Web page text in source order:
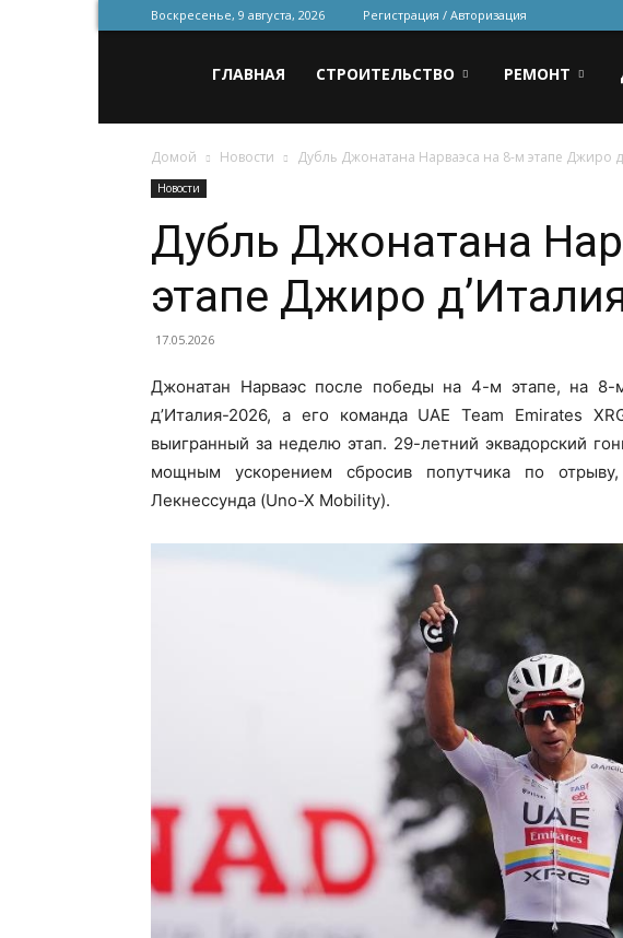
Воскресенье, 9 августа, 2026 Регистрация / Авторизация
для
строительства
и
ремонта
ГЛАВНАЯ СТРОИТЕЛЬСТВО РЕМОНТ
Домой Новости Дубль Джонатана Нарваэса на 8-м этапе Джиро
Новости
Дубль Джонатана
этапе Джиро
17.05.2026
Джонатан Нарваэс после победы на 4-м этапе, на
д’Италия-2026, а его команда UAE Team Emirates
выигранный за неделю этап. 29-летний эквадорский
мощным ускорением сбросив попутчика по
Лекнессунда (Uno-X Mobility).